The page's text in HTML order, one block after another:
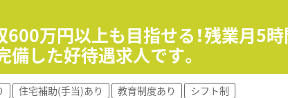
然も感じられる環境です。
光熱費は自己負担となります。
士のリクリエーションなどもあり。人間関係は大変良好
検討いただけます。詳細はお問い合わせください！
600万円以上も目指せる！残業月5
した好待遇求人です。
住宅補助(手当)あり 教育制度あり シフト制